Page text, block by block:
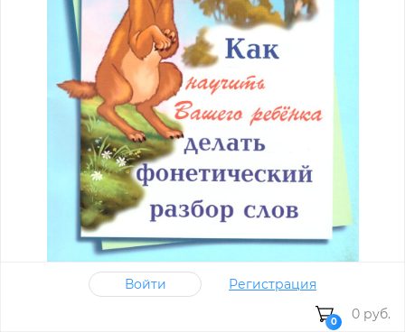
Как научить Вашего ребека делать фонетический
Войти Регистрация
0 0 руб.